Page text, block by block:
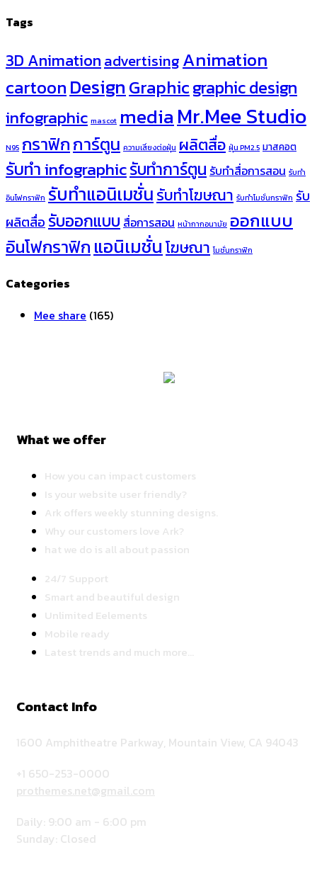
Tags
3D AnimationadvertisingAnimation
cartoonDesignGraphicgraphic design
infographic mascot mediaMr.Mee Studio
N95 กราฟิกการ์ตูน ความเสี่ยงต่อฝุ่น ผลิตสื่อ ฝุ่น PM2.5 มาสคอต
รับทำ infographicรับทำการ์ตูน รับทำสื่อการสอน รับทำ
อินโฟกราฟิก รับทำแอนิเมชั่นรับทำโฆษณา รับทำโมชั่นกราฟิก รับ
ผลิตสื่อ รับออกแบบ สื่อการสอน หน้ากากอนามัย ออกแบบ
อินโฟกราฟิก แอนิเมชั่นโฆษณา โมชั่นกราฟิก
Categories
Mee share (165)
What we offer
How you can impact customers
Is your website user friendly?
Ark offers weekly stunning designs.
Why our customers love Ark?
hat we do is all about passion
24/7 Support
Smart and beautiful design
Unlimited Eelements
Mobile ready
Latest trends and much more...
Contact Info
1600 Amphitheatre Parkway, Mountain View, CA 94043
+1 650-253-0000
prothemes.net@gmail.com
Daily: 9:00 am - 6:00 pm
Sunday: Closed